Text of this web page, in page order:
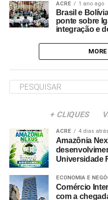
ACRE 1 ano ago
Brasil e
ponte sobre
integração e
+ CLIQUES
ACRE 4 dias atrás
Amazônia
Universidade
ECONOMIA E
Comércio
com a